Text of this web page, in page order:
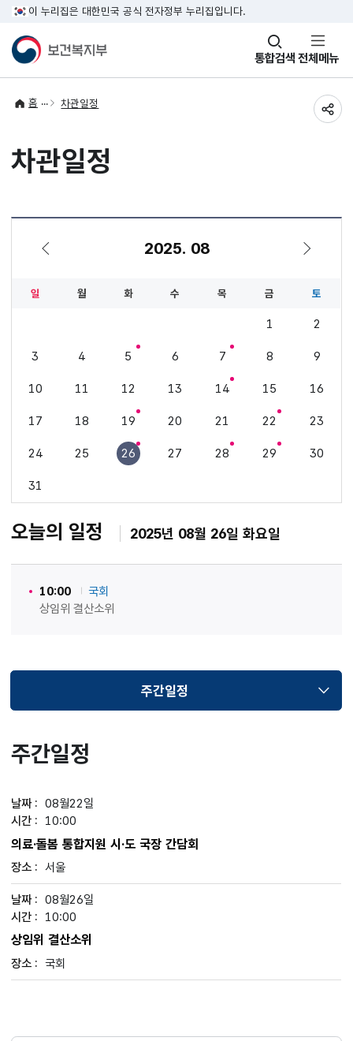
이 누리집은 대한민국 공식 전자정부 누리집입니다.
통합검색
창
열기 전체메뉴
홈 차관일정
차관일정
2025. 08
일 월 화 수 목 금 토
1 2
3 4 5 6 7 8 9
10 11 12 13 14 15 16
17 18 19 20 21 22 23
24 25 26 27 28 29 30
31
오늘의 일정 2025년 08월 26일 화요일
10:00
국회
상임위 결산소위
주간일정
선택됨
주간일정
08월22일
10:00
의료·돌봄 통합지원 시·도 국장 간담회
서울
08월26일
10:00
상임위 결산소위
국회